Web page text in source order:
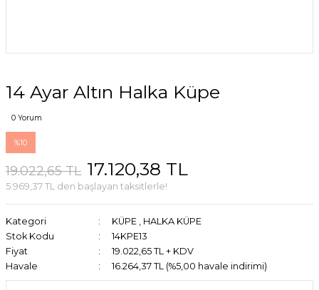
14 Ayar Altın Halka Küpe
0 Yorum
%10
19.022,65 TL 17.120,38 TL
5.969,37 TL den başlayan taksitlerle!
Kategori KÜPE , HALKA KÜPE
Stok Kodu
14KPE13
Fiyat
19.022,65 TL + KDV
Havale
16.264,37 TL (%5,00 havale indirimi)